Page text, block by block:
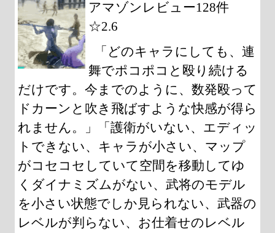
アマゾンレビュー128件
☆2.6
「どのキャラにしても、連
舞でポコポコと殴り続ける
だけです。今までのように、数発殴って
ドカーンと吹き飛ばすような快感が得ら
れません。」「護衛がいない、エディッ
トできない、キャラが小さい、マップ
がコセコセしていて空間を移動してゆ
くダイナミズムがない、武将のモデル
を小さい状態でしか見られない、武器の
レベルが判らない、お仕着せのレベル